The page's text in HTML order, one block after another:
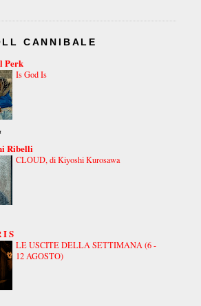
CANNIBALE
Perk
Is God Is
Ribelli
CLOUD, di Kiyoshi Kurosawa
I S
LE USCITE DELLA SETTIMANA (6 -
12 AGOSTO)